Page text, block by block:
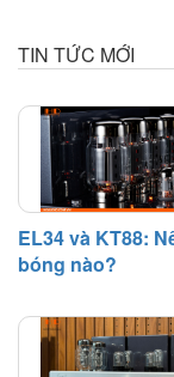
TIN TỨC MỚI
EL34 và KT88:
bóng nào?